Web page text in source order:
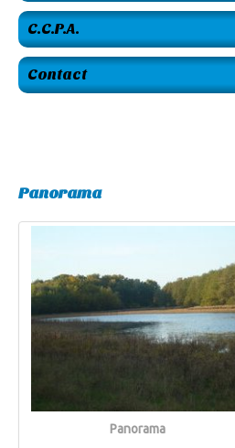
C.C.P.A.
Contact
Panorama
Panorama